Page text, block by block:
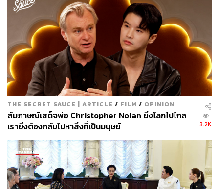
จากสถานการณ์ที่มีจุดเริ่มต้นจากคดียักยอกทรัพย์สหกรณ์
เครดิตยูเนี่ยนคลองจั่น ก่อนที่หลักฐานจะผูกโยงเข้าไปเกี่ยว
เนื่องกับวัดพระธรรกาย และพระธัมมชโย อดีตเจ้าอาวาส ผู้
ซึ่งเป็นที่เคารพและเสื่อมใสของศิษยานุศิษย์จำนวนมากมาย
ขณะเดียวกัน ผู้คนในสังคมจำนวนมากมายไม่ยิ่งหย่อนไป
กว่ากัน ก็มีปฏิกริยาในแง่ลบทั้งต่อพฤติกรรมการเผยแพร่หลัก
คิด คำสอนทางพุทธศาสนา และหลักประเพณี พิธีกรรมทาง
พุทธที่บิดเบี้ยว ผิดแผก จากที่ภาพที่ตนเองคุ้นชิน ชนิดที่ถ้า
แจกแจงความแตกต่างก็อาจจะต้องใช้เวลาได้เป็นวันเป็น
สัปดาห์ และทั้งหมดทั้งมวลนำพามาซึ่งกระแสวิพากษณ์
วิจารณ์ การติดตามข่าวการทำหน้าที่ของรัฐ (ที่ในเวลานั้น
เป็นรัฐบาลซึ่งมาจากการรัฐประหาร… ที่ไม่อยากให้พูดว่า
ตนเองมาจากการรัฐประหาร ตามคำบอกเล่าของหนึ่งใน
บุคคลที่เป็นผู้ให้สัมภาษณ์ในหนัง)
THE SECRET SAUCE | ARTICLE / FILM / OPINION
สัมภาษณ์เสด็จพ่อ Christopher Nolan ยิ่งโลกไปไกล
เรายิ่งต้องกลับไปหาสิ่งที่เป็นมนุษย์
3.2K